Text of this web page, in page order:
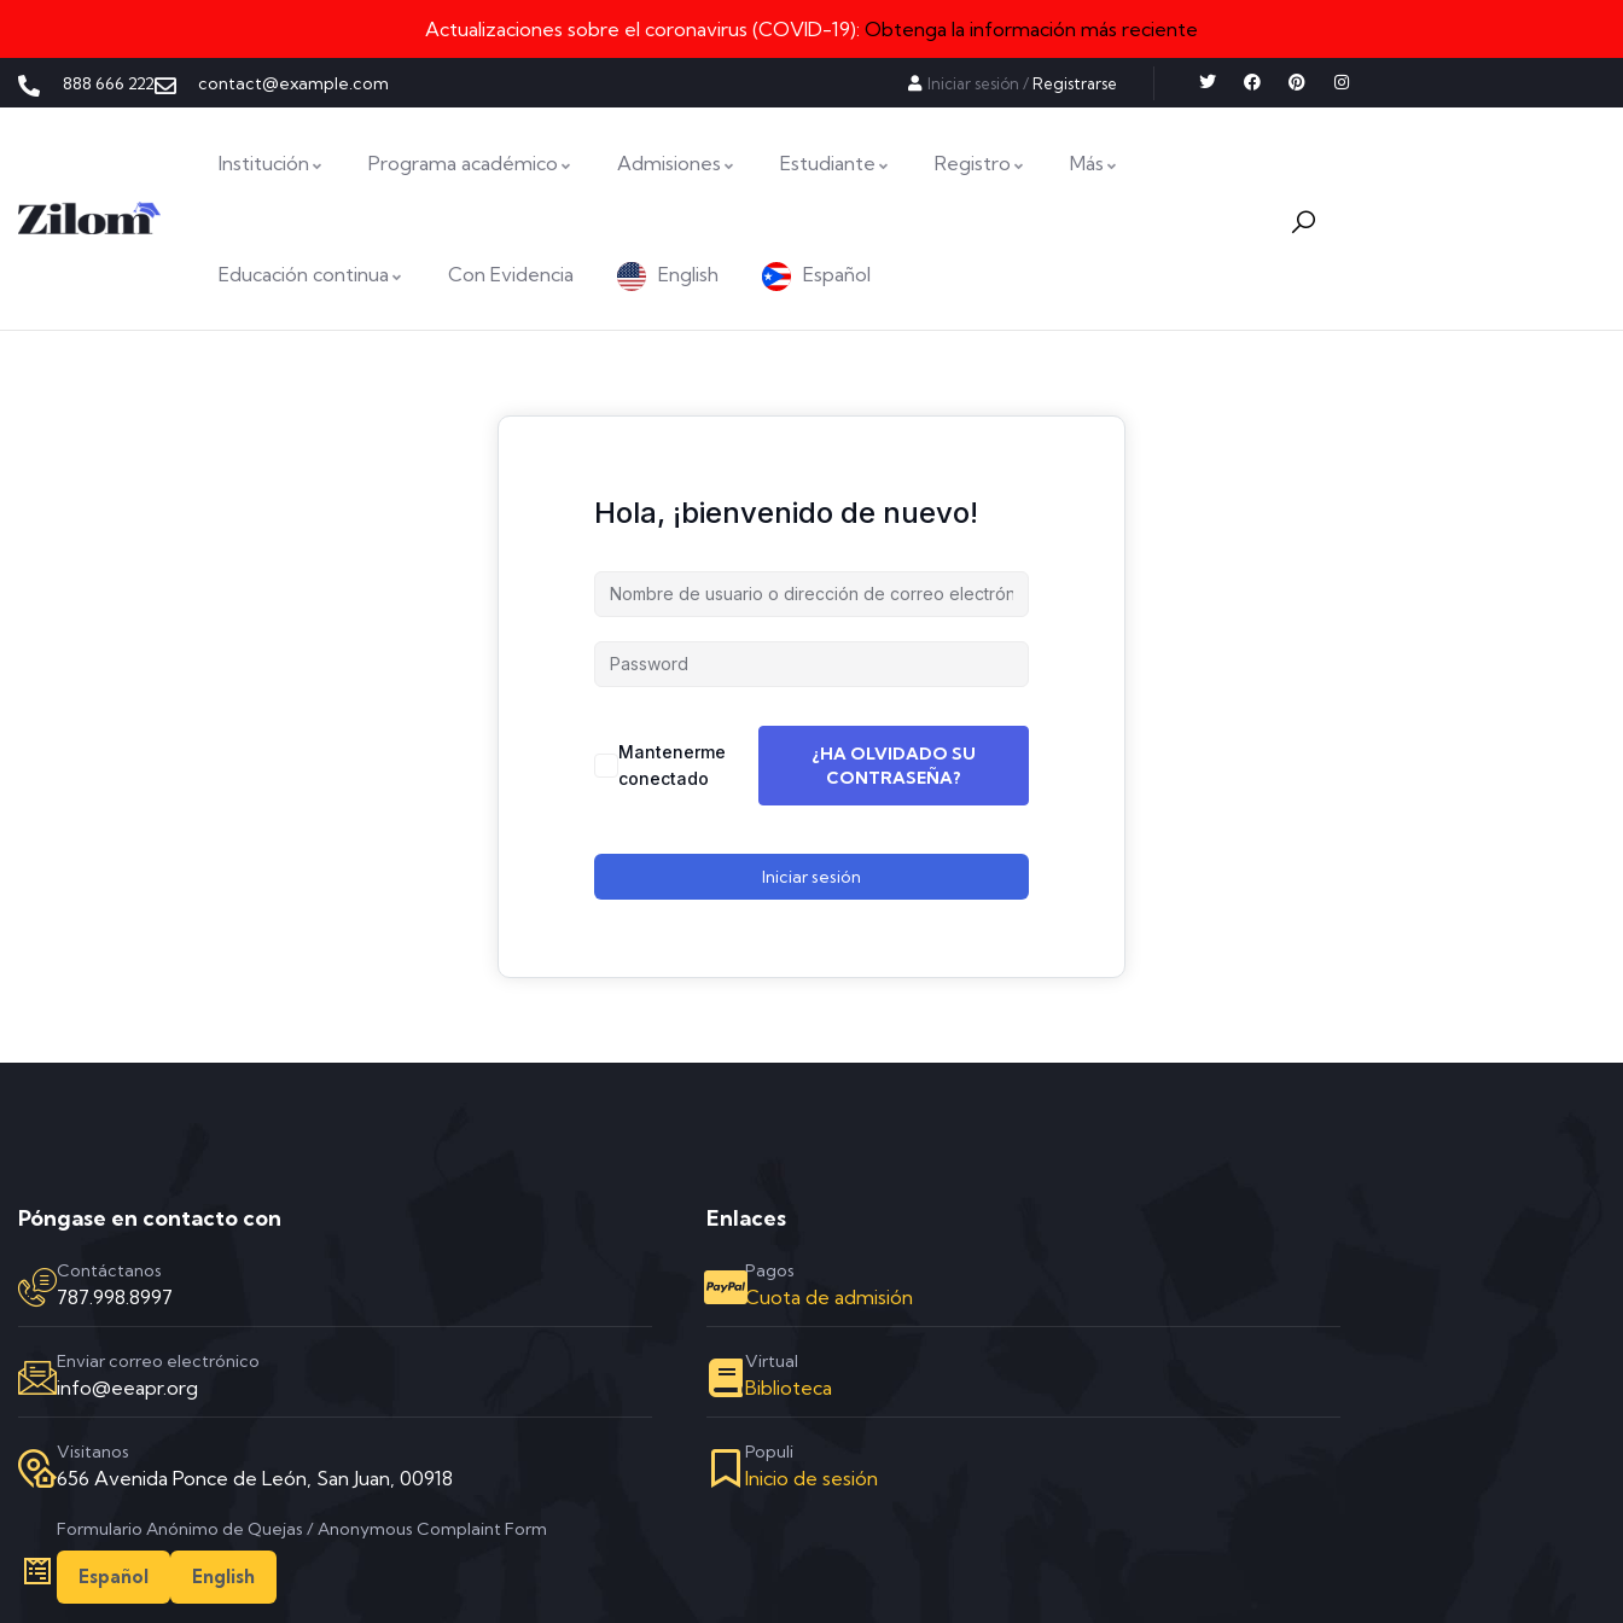
Actualizaciones sobre el coronavirus (COVID-19): Obtenga la información más reciente
888 666 222 contact@example.com Iniciar sesión /Registrarse
Institución Programa académico Admisiones Estudiante Registro Más
Educación continua Con Evidencia English Español
Hola, ¡bienvenido de nuevo!
Mantenerme
conectado
¿HA OLVIDADO SU
CONTRASEÑA?
Iniciar sesión
Póngase en contacto con
Contáctanos
787.998.8997
Enviar correo electrónico
info@eeapr.org
Visitanos
656 Avenida Ponce de León, San Juan, 00918
Formulario Anónimo de Quejas / Anonymous Complaint Form
Español English
Enlaces
Pagos
Cuota de admisión
Virtual
Biblioteca
Populi
Inicio de sesión